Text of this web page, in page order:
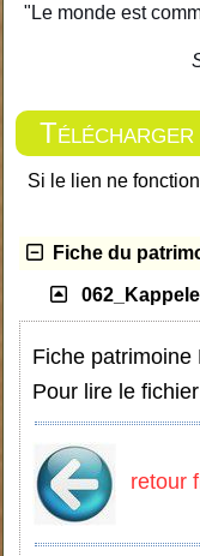
"Le monde est
Télécharger
Si le lien ne
Fiche du
Fiche patrimoine
Pour lire le
retour